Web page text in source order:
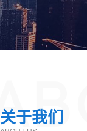
关于我们